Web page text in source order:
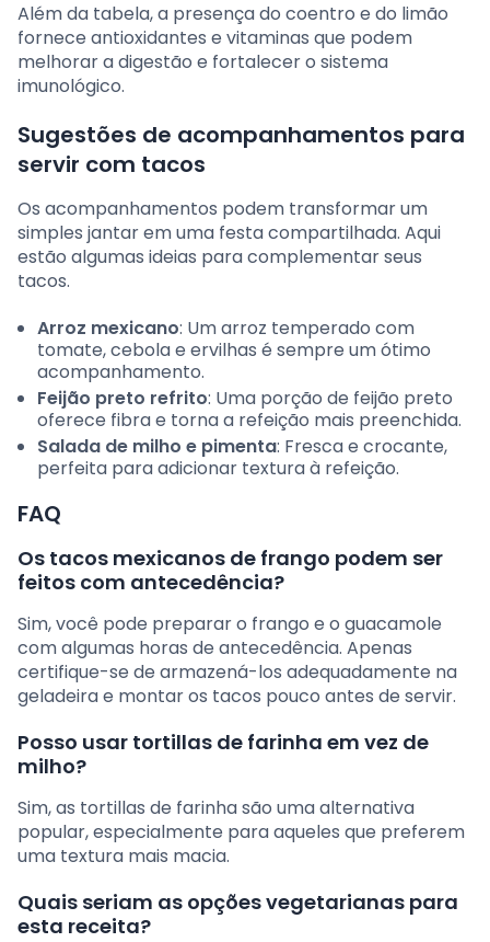
Além da tabela, a presença do coentro e do limão
fornece antioxidantes e vitaminas que podem
melhorar a digestão e fortalecer o sistema
imunológico.
Sugestões de acompanhamentos para
servir com tacos
Os acompanhamentos podem transformar um
simples jantar em uma festa compartilhada. Aqui
estão algumas ideias para complementar seus
tacos.
Arroz mexicano: Um arroz temperado com
tomate, cebola e ervilhas é sempre um ótimo
acompanhamento.
Feijão preto refrito: Uma porção de feijão preto
oferece fibra e torna a refeição mais preenchida.
Salada de milho e pimenta: Fresca e crocante,
perfeita para adicionar textura à refeição.
FAQ
Os tacos mexicanos de frango podem ser
feitos com antecedência?
Sim, você pode preparar o frango e o guacamole
com algumas horas de antecedência. Apenas
certifique-se de armazená-los adequadamente na
geladeira e montar os tacos pouco antes de servir.
Posso usar tortillas de farinha em vez de
milho?
Sim, as tortillas de farinha são uma alternativa
popular, especialmente para aqueles que preferem
uma textura mais macia.
Quais seriam as opções vegetarianas para
esta receita?